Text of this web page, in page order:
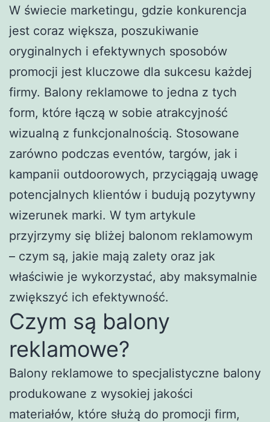
W świecie marketingu, gdzie konkurencja
jest coraz większa, poszukiwanie
oryginalnych i efektywnych sposobów
promocji jest kluczowe dla sukcesu każdej
firmy. Balony reklamowe to jedna z tych
form, które łączą w sobie atrakcyjność
wizualną z funkcjonalnością. Stosowane
zarówno podczas eventów, targów, jak i
kampanii outdoorowych, przyciągają uwagę
potencjalnych klientów i budują pozytywny
wizerunek marki. W tym artykule
przyjrzymy się bliżej balonom reklamowym
– czym są, jakie mają zalety oraz jak
właściwie je wykorzystać, aby maksymalnie
zwiększyć ich efektywność.
Czym są balony
reklamowe?
Balony reklamowe to specjalistyczne balony
produkowane z wysokiej jakości
materiałów, które służą do promocji firm,